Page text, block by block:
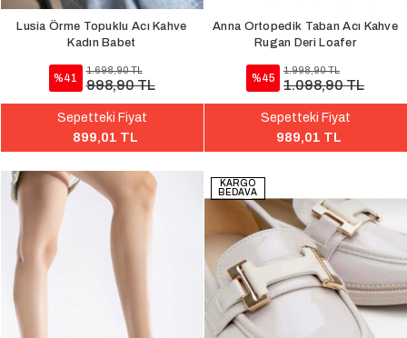
Lusia Örme Topuklu Acı Kahve
Kadın Babet
%41
1.698,90 TL
998,90 TL
Sepetteki Fiyat
899,01 TL
Anna Ortopedik Taban Acı Kahve
Rugan Deri Loafer
%45
1.998,90 TL
1.098,90 TL
Sepetteki Fiyat
989,01 TL
KARGO
BEDAVA